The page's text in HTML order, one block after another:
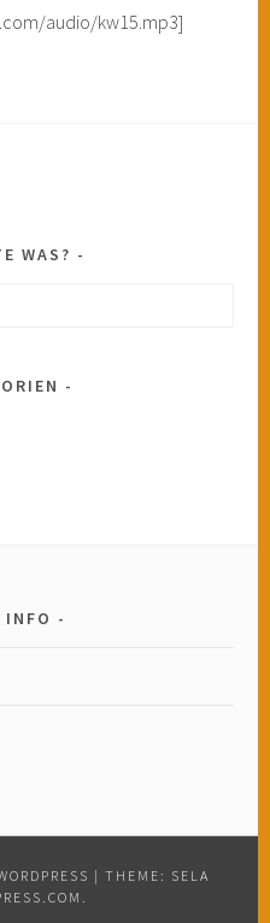
audio/kw15.mp3]
WAS?
INFO
| THEME: SELA